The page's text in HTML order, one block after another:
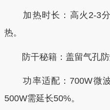
加热时长：高火2-3分
热。
防干秘籍：盖留气孔防
功率适配：700W微波
500W需延长50%。